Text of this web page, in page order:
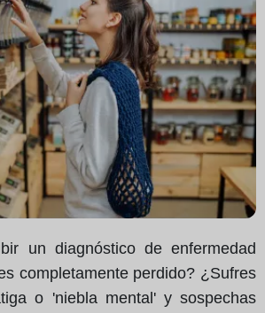
un diagnóstico de enfermedad
completamente perdido? ¿Sufres
o 'niebla mental' y sospechas